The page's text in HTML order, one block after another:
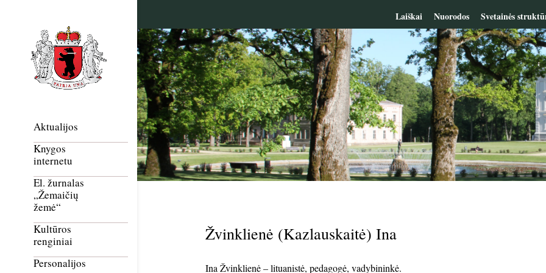
Laiškai Nuorodos Svetainės
Aktualijos
Knygos
internetu
El. žurnalas
„Žemaičių
žemė“
Kultūros
renginiai
Personalijos
Žvinklienė (Kazlauskaitė) Ina
Ina Žvinklienė – lituanistė, pedagogė, vadybininkė.